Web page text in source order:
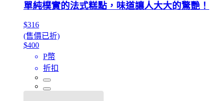
單純樸實的法式糕點，味道讓人大大的驚艷！
$316
(售價已折)
$400
P幣
折扣